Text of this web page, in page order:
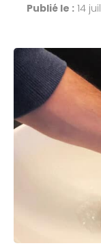
Publié le : 14